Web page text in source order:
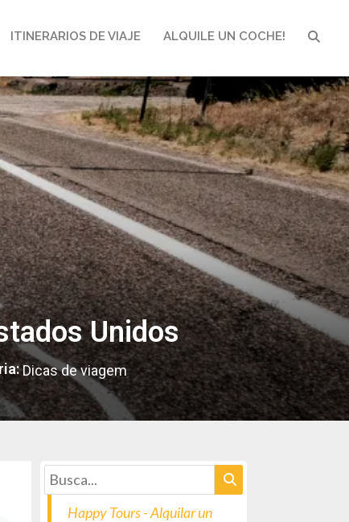
ITINERARIOS DE VIAJE ALQUILE UN COCHE!
Unidos
Dicas de viagem
Happy Tours - Alquilar un